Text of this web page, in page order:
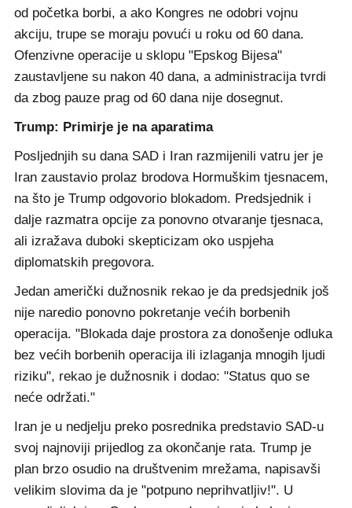
od početka borbi, a ako Kongres ne odobri vojnu
akciju, trupe se moraju povući u roku od 60 dana.
Ofenzivne operacije u sklopu "Epskog Bijesa"
zaustavljene su nakon 40 dana, a administracija tvrdi
da zbog pauze prag od 60 dana nije dosegnut.
Trump: Primirje je na aparatima
Posljednjih su dana SAD i Iran razmijenili vatru jer je
Iran zaustavio prolaz brodova Hormuškim tjesnacem,
na što je Trump odgovorio blokadom. Predsjednik i
dalje razmatra opcije za ponovno otvaranje tjesnaca,
ali izražava duboki skepticizam oko uspjeha
diplomatskih pregovora.
Jedan američki dužnosnik rekao je da predsjednik još
nije naredio ponovno pokretanje većih borbenih
operacija. "Blokada daje prostora za donošenje odluka
bez većih borbenih operacija ili izlaganja mnogih ljudi
riziku", rekao je dužnosnik i dodao: "Status quo se
neće održati."
Iran je u nedjelju preko posrednika predstavio SAD-u
svoj najnoviji prijedlog za okončanje rata. Trump je
plan brzo osudio na društvenim mrežama, napisavši
velikim slovima da je "potpuno neprihvatljiv!". U